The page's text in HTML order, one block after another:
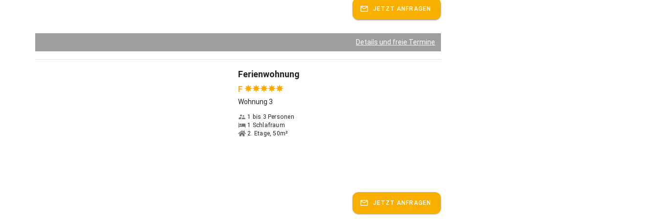
JETZT ANFRAGEN
Details und freie Termine
Ferienwohnung
F
Wohnung 3
1 bis 3 Personen
1 Schlafraum
2. Etage, 50m²
JETZT ANFRAGEN